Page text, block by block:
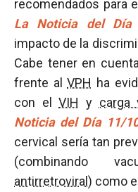
recomendados para
La Noticia del Día
impacto de la
Cabe tener en
frente alVPH ha
con elVIH y carga
Noticia del Día 11/
cervical sería tan
(combinando
antirretroviral ) como